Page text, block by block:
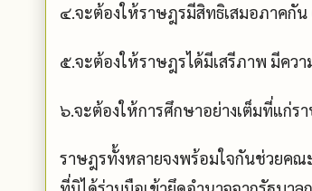
๔.จะต้องให้ราษฎรมีสิทธิเสมอภาคกัน
๕.จะต้องให้ราษฎรได้มีเสรีภาพ มีคว
๖.จะต้องให้การศึกษาอย่างเต็มที่แก่ร
ราษฎรทั้งหลายจงพร้อมใจกันช่วยค